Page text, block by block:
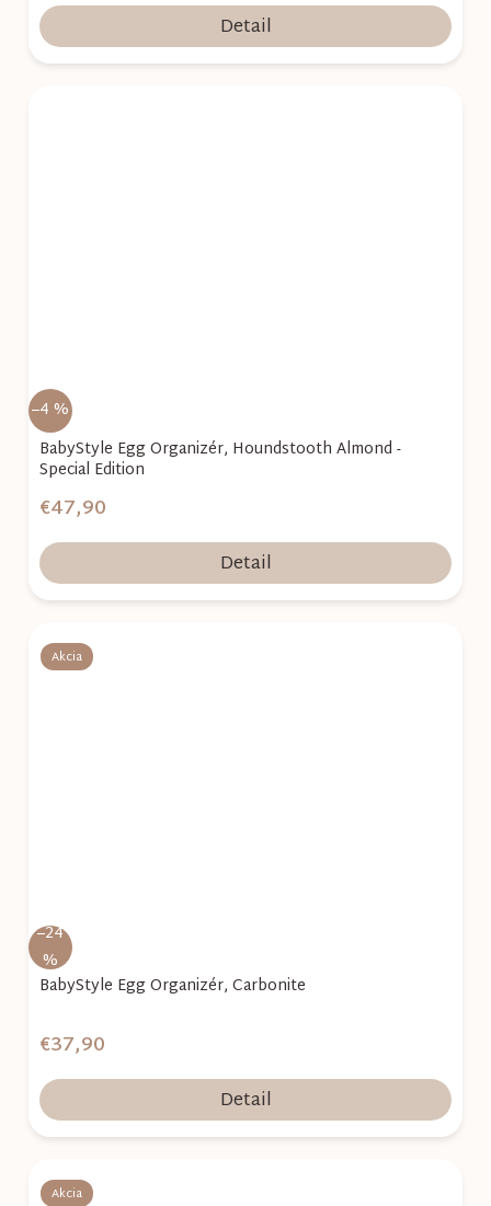
Detail
–4 %
BabyStyle Egg Organizér, Houndstooth Almond -
Special Edition
€47,90
Detail
Akcia
–24
%
BabyStyle Egg Organizér, Carbonite
€37,90
Detail
Akcia